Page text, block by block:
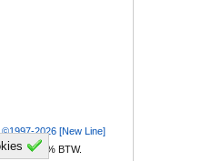
©1997-2026 [New Line]
21% BTW.